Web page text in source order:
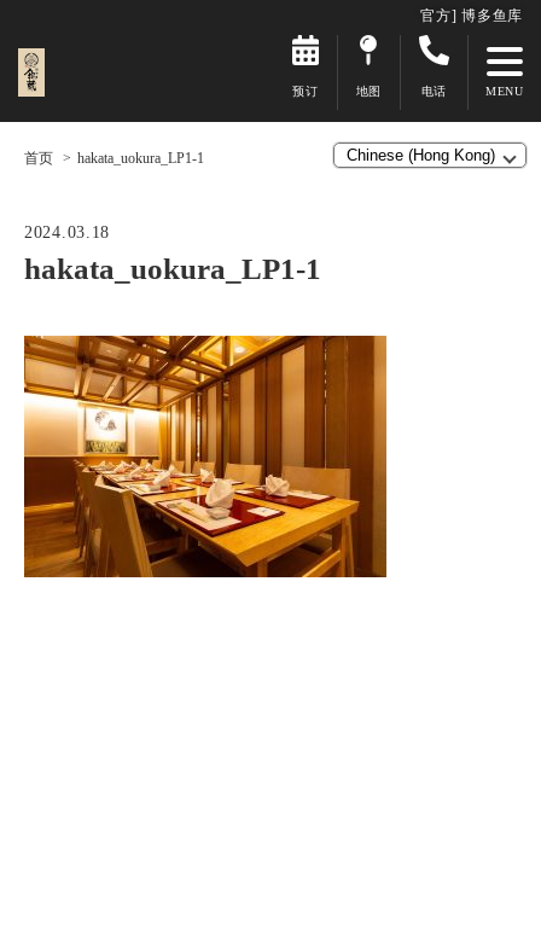
官方] 博多鱼库
预订 地图 电话
首页 hakata_uokura_LP1-1
2024.03.18
hakata_uokura_LP1-1